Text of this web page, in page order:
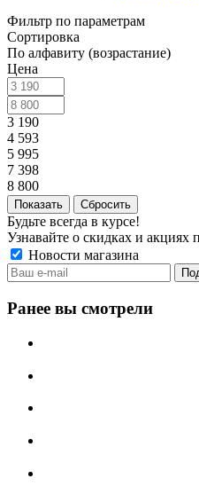
Фильтр по параметрам
Сортировка
По алфавиту (возрастание)
Цена
3 190
4 593
5 995
7 398
8 800
Сбросить
Будьте всегда в курсе!
Узнавайте о скидках и акциях
Новости магазина
Ранее вы смотрели